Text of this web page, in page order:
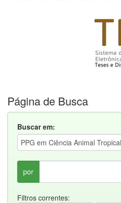
Página de Busca
Buscar em:
por
Filtros correntes: